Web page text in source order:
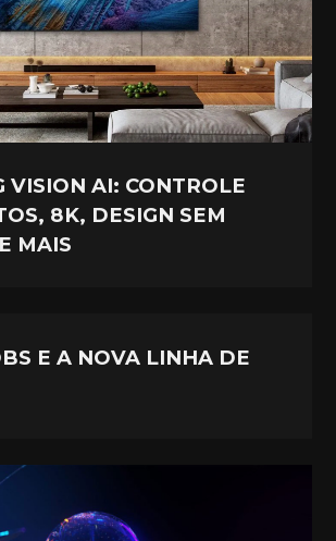
VISION AI: CONTROLE
8K, DESIGN SEM
MAIS
E A NOVA LINHA DE